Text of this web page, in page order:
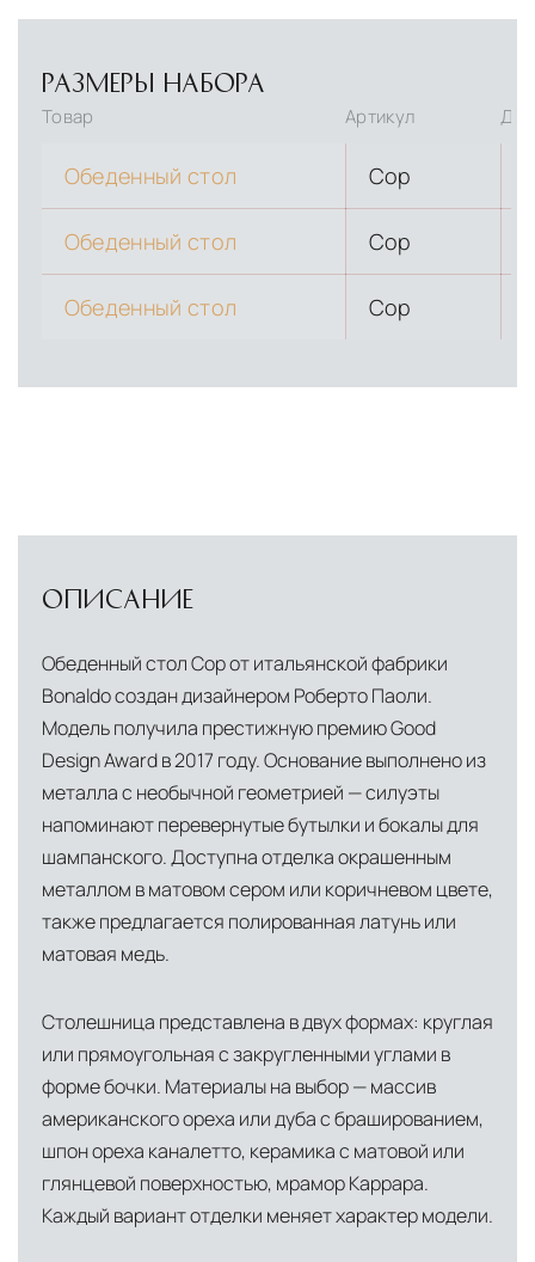
РАЗМЕРЫ НАБОРА
Товар Артикул
Обеденный стол Cop
Обеденный стол Cop
Обеденный стол Cop
ОПИСАНИЕ
Обеденный стол Cop от итальянской фабрики
Bonaldo создан дизайнером Роберто Паоли.
Модель получила престижную премию Good
Design Award в 2017 году. Основание выполнено из
металла с необычной геометрией — силуэты
напоминают перевернутые бутылки и бокалы для
шампанского. Доступна отделка окрашенным
металлом в матовом сером или коричневом цвете,
также предлагается полированная латунь или
матовая медь.
Столешница представлена в двух формах: круглая
или прямоугольная с закругленными углами в
форме бочки. Материалы на выбор — массив
американского ореха или дуба с брашированием,
шпон ореха каналетто, керамика с матовой или
глянцевой поверхностью, мрамор Каррара.
Каждый вариант отделки меняет характер модели.